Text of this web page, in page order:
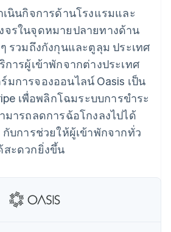
Recognition
ระบบ
อัตโนมัติ
สำหรับการ
ทำบัญชี
Stripe
Sigma
รายงานที่
ออกแบบเอง
Data
Pipeline
ข้อมูล
อุตสาหกรรม
ท AI
งครีเอเตอร์
ริการ การเดินทาง
กันภัย
ะความบันเทิง
รัฐ
จค้าปลีก
บัตรที่มีสเตเบิลคอยน์
รับอยู่
รียมและจัดการ
ารด้วยเอเจนต์
งข้อมูล
ชื่อมต่อการทำงาน
ย่างโค้ด
กของนักพัฒนา
ระชุมประจำปีแบบ
ชัน
หน่งงาน
ข่าว
Press
ดต่อ
อฝ่ายขาย
รเป็นพาร์ทเนอร์
เนินกิจการด้านโรงแรมและ
จรในจุดหมายปลายทางด้าน
รวมถึงกังกุนและตูลุม ประเทศ
การผู้เข้าพักจากต่างประเทศ
การจองออนไลน์ Oasis เป็น
เพื่อพลิกโฉมระบบการขำระ
มารถลดการฉ้อโกงลงไปได้
บการช่วยให้ผู้เข้าพักจากทั่ว
สะดวกยิ่งขึ้น